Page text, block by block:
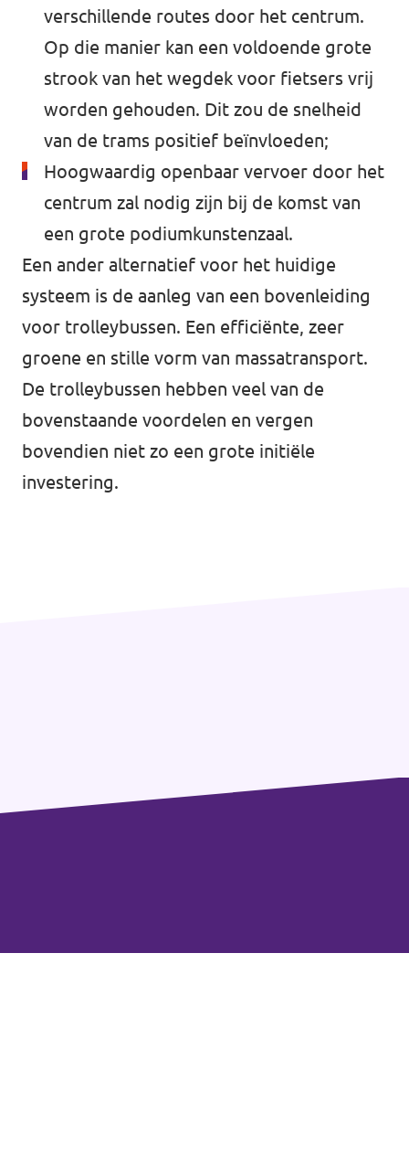
verschillende routes door het centrum.
Op die manier kan een voldoende grote
strook van het wegdek voor fietsers vrij
worden gehouden. Dit zou de snelheid
van de trams positief beïnvloeden;
Hoogwaardig openbaar vervoer door het
centrum zal nodig zijn bij de komst van
een grote podiumkunstenzaal.
Een ander alternatief voor het huidige
systeem is de aanleg van een bovenleiding
voor trolleybussen. Een efficiënte, zeer
groene en stille vorm van massatransport.
De trolleybussen hebben veel van de
bovenstaande voordelen en vergen
bovendien niet zo een grote initiële
investering.